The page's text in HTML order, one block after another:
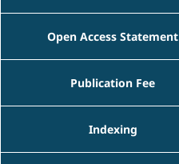
Open Access Statement
Publication Fee
Indexing